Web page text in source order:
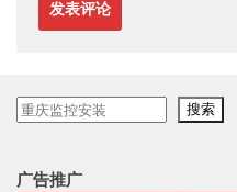
搜
搜索
广告推广